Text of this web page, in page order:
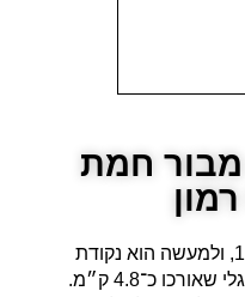
מבור חמת
בור חמת נמצא לא הרחק מבה״ד 1, ולמעשה הוא נקודת
הפתיחה והיציאה אל המסלול המעגלי שאורכו כ־4.8 ק״מ.